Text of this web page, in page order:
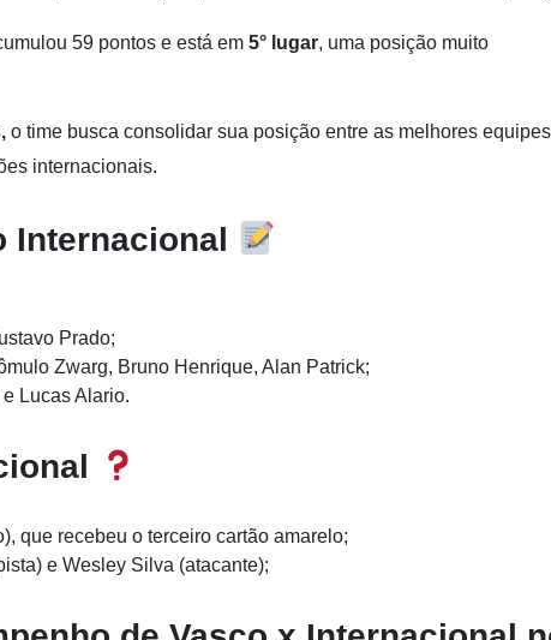
59 pontos e está em 5° lugar, uma posição muito
o time busca consolidar sua posição entre as melhores
internacionais.
Internacional
Prado;
Zwarg, Bruno Henrique, Alan Patrick;
Lucas Alario.
que recebeu o terceiro cartão amarelo;
e Wesley Silva (atacante);